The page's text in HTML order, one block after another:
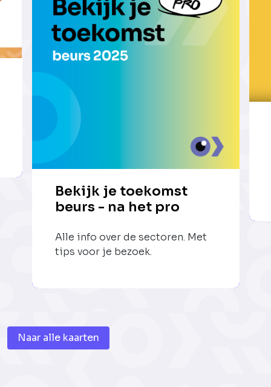
Bekijk je toekomst
beurs - na het pro
Alle info over de sectoren. Met
tips voor je bezoek.
Naar alle kaarten